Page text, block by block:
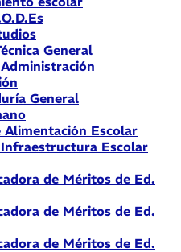
General
General
Alimentación Escolar
Escolar
de Méritos de Ed.
de Méritos de Ed.
de Méritos de Ed.